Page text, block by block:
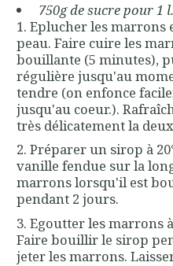
750g de sucre pour 1
Eplucher les marrons
peau. Faire cuire les
bouillante (5 minutes),
régulière jusqu'au
tendre (on enfonce
jusqu'au coeur.).
très délicatement la
Préparer un sirop à
vanille fendue sur la
marrons lorsqu'il est
pendant 2 jours.
Egoutter les marrons
Faire bouillir le sirop
jeter les marrons.